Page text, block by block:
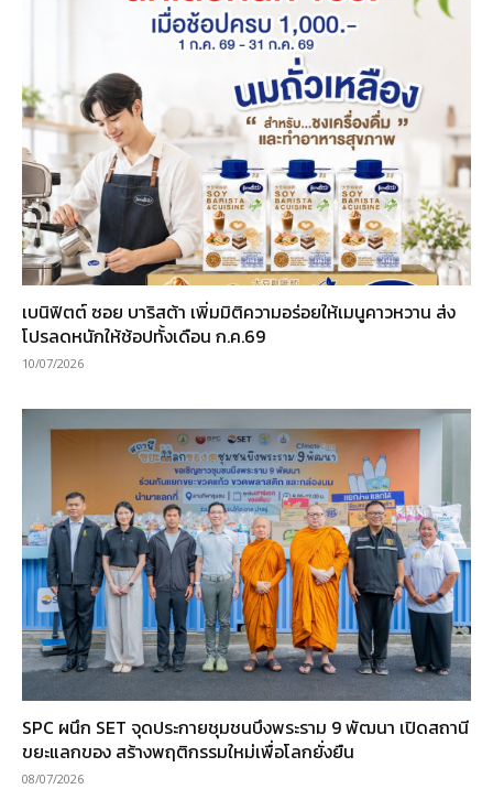
เบนิฟิตต์ ซอย บาริสต้า เพิ่มมิติความอร่อยให้เมนูคาวหวาน ส่ง
โปรลดหนักให้ช้อปทั้งเดือน ก.ค.69
10/07/2026
SPC ผนึก SET จุดประกายชุมชนบึงพระราม 9 พัฒนา เปิดสถานี
ขยะแลกของ สร้างพฤติกรรมใหม่เพื่อโลกยั่งยืน
08/07/2026